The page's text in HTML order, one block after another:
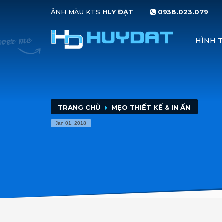
HƯỚNG DẪN ĐẶT HÀNG
1 click nủtĐẶT HÀNG NHANH 2
ẢNH MÀU KTS HUY ĐẠT 0938.023.079
HÌNH
TRANG CHỦ MẸO THIẾT KẾ & IN ẤN
Jan 01, 2018